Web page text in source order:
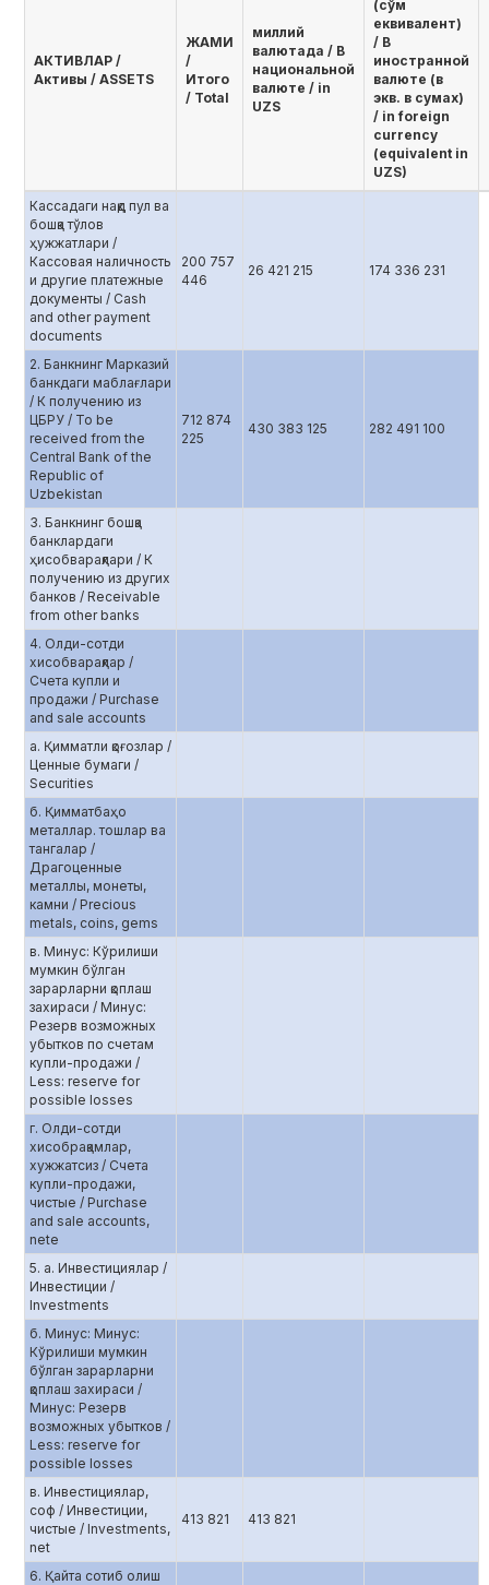
AКТИВЛАР /
Активы / ASSETS
ЖАМИ
/
Итого
/ Total
миллий
валютада / В
национальной
валюте / in
UZS
(сўм
еквивалент)
/ В
иностранной
валюте (в
экв. в сумах)
/ in foreign
currency
(equivalent in
UZS)
Кассадаги нақд пул ва
бошқа тўлов
ҳужжатлари /
Кассовая наличность
и другие платежные
документы / Cash
and other payment
documents
200 757
446
26 421 215 174 336 231
2. Банкнинг Марказий
банкдаги маблағлари
/ К получению из
ЦБРУ / To be
received from the
Central Bank of the
Republic of
Uzbekistan
712 874
225
430 383 125 282 491 100
3. Банкнинг бошқа
банклардаги
ҳисобварақлари / К
получению из других
банков / Receivable
from other banks
4. Олди-сотди
хисобварақлар /
Счета купли и
продажи / Purchase
and sale accounts
а. Қимматли қоғозлар /
Ценные бумаги /
Securities
б. Қимматбаҳо
металлар. тошлар ва
тангалар /
Драгоценные
металлы, монеты,
камни / Precious
metals, coins, gems
в. Минус: Кўрилиши
мумкин бўлган
зарарларни қоплаш
захираси / Минус:
Резерв возможных
убытков по счетам
купли-продажи /
Less: reserve for
possible losses
г. Олди-сотди
хисобрақамлар,
хужжатсиз / Счета
купли-продажи,
чистые / Purchase
and sale accounts,
netе
5. а. Инвестициялар /
Инвестиции /
Investments
б. Минус: Минус:
Кўрилиши мумкин
бўлган зарарларни
қоплаш захираси /
Минус: Резерв
возможных убытков /
Less: reserve for
possible losses
в. Инвестициялар,
соф / Инвестиции,
чистые / Investments,
net
413 821 413 821
6. Қайта сотиб олиш